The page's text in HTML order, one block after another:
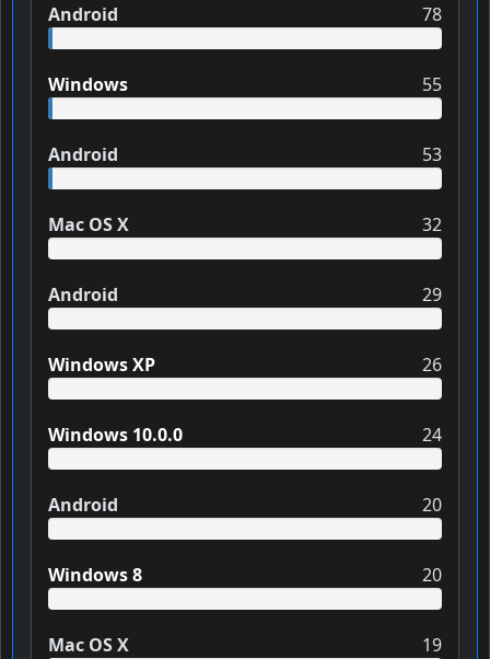
Android 78
Windows 55
Android 53
Mac OS X 32
Android 29
Windows XP 26
Windows 10.0.0 24
Android 20
Windows 8 20
Mac OS X 19